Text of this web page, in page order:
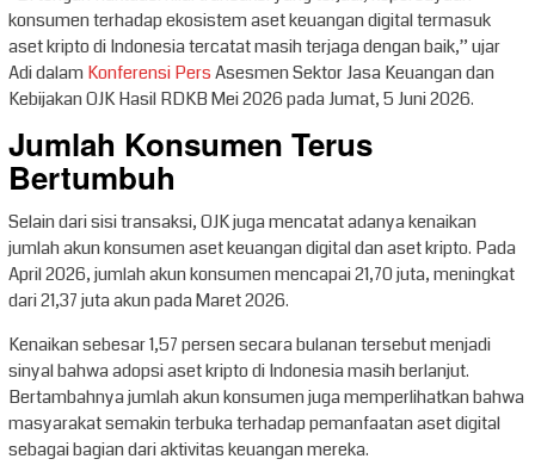
konsumen terhadap ekosistem aset keuangan digital termasuk
aset kripto di Indonesia tercatat masih terjaga dengan baik,” ujar
Adi dalamKonferensi PersAsesmen Sektor Jasa Keuangan dan
Kebijakan OJK Hasil RDKB Mei 2026 pada Jumat, 5 Juni 2026.
Jumlah Konsumen Terus
Bertumbuh
Selain dari sisi transaksi, OJK juga mencatat adanya kenaikan
jumlah akun konsumen aset keuangan digital dan aset kripto. Pada
April 2026, jumlah akun konsumen mencapai 21,70 juta, meningkat
dari 21,37 juta akun pada Maret 2026.
Kenaikan sebesar 1,57 persen secara bulanan tersebut menjadi
sinyal bahwa adopsi aset kripto di Indonesia masih berlanjut.
Bertambahnya jumlah akun konsumen juga memperlihatkan bahwa
masyarakat semakin terbuka terhadap pemanfaatan aset digital
sebagai bagian dari aktivitas keuangan mereka.